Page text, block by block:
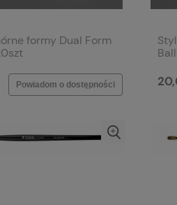
formy Dual Form
Powiadom o dostępności